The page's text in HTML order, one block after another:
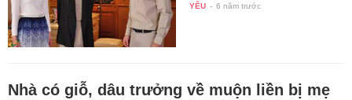
YÊU - 6 năm trước
Nhà có giỗ, dâu trưởng về muộn liền bị mẹ